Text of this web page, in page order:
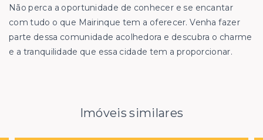
Não perca a oportunidade de conhecer e se encantar
com tudo o que Mairinque tem a oferecer. Venha fazer
parte dessa comunidade acolhedora e descubra o charme
e a tranquilidade que essa cidade tem a proporcionar.
Imóveis similares